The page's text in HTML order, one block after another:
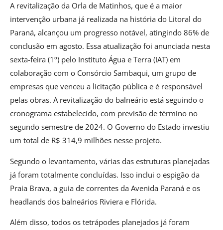
A revitalização da Orla de Matinhos, que é a maior
intervenção urbana já realizada na história do Litoral do
Paraná, alcançou um progresso notável, atingindo 86% de
conclusão em agosto. Essa atualização foi anunciada nesta
sexta-feira (1º) pelo Instituto Água e Terra (IAT) em
colaboração com o Consórcio Sambaqui, um grupo de
empresas que venceu a licitação pública e é responsável
pelas obras. A revitalização do balneário está seguindo o
cronograma estabelecido, com previsão de término no
segundo semestre de 2024. O Governo do Estado investiu
um total de R$ 314,9 milhões nesse projeto.
Segundo o levantamento, várias das estruturas planejadas
já foram totalmente concluídas. Isso inclui o espigão da
Praia Brava, a guia de correntes da Avenida Paraná e os
headlands dos balneários Riviera e Flórida.
Além disso, todos os tetrápodes planejados já foram